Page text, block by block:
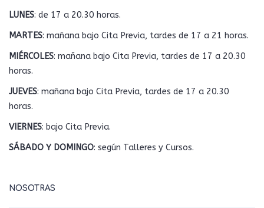
LUNES: de 17 a 20.30 horas.
MARTES: mañana bajo Cita Previa, tardes de 17 a 21 horas.
MIÉRCOLES: mañana bajo Cita Previa, tardes de 17 a 20.30
horas.
JUEVES: mañana bajo Cita Previa, tardes de 17 a 20.30
horas.
VIERNES: bajo Cita Previa.
SÁBADO Y DOMINGO: según Talleres y Cursos.
NOSOTRAS